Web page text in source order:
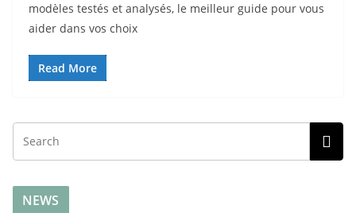
modèles testés et analysés, le meilleur guide pour vous
aider dans vos choix
Read More
NEWS